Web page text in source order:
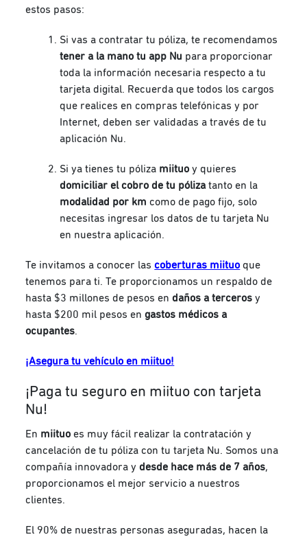
estos pasos:
Si vas a contratar tu póliza, te recomendamos
tener a la mano tu app Nu para proporcionar
toda la información necesaria respecto a tu
tarjeta digital. Recuerda que todos los cargos
que realices en compras telefónicas y por
Internet, deben ser validadas a través de tu
aplicación Nu.
Si ya tienes tu póliza miituoy quieres
domiciliar el cobro de tu pólizatanto en la
modalidad por kmcomo de pago fijo, solo
necesitas ingresar los datos de tu tarjeta Nu
en nuestra aplicación.
Te invitamos a conocer lascoberturas miituo que
tenemos para ti. Te proporcionamos un respaldo de
hasta $3 millones de pesos endaños a terceros y
hasta $200 mil pesos engastos médicos a
ocupantes.
¡Asegura tu vehículo en miituo!
¡Paga tu seguro en miituo con tarjeta
Nu!
En miituoes muy fácil realizar la contratación y
cancelación de tu póliza con tu tarjeta Nu. Somos una
compañía innovadora ydesde hace más de 7 años,
proporcionamos el mejor servicio a nuestros
clientes.
El 90% de nuestras personas aseguradas, hacen la